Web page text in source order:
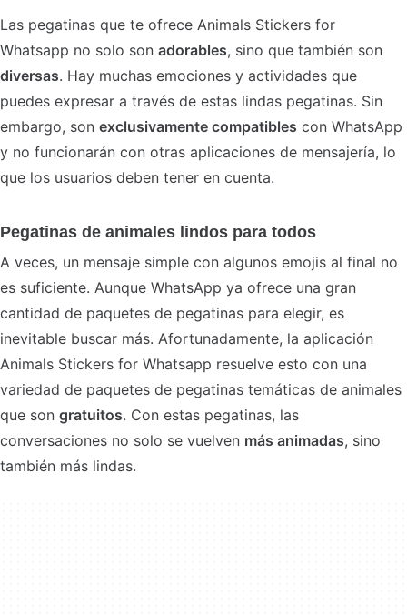
Las pegatinas que te ofrece Animals Stickers for
Whatsapp no solo son adorables, sino que también son
diversas. Hay muchas emociones y actividades que
puedes expresar a través de estas lindas pegatinas. Sin
embargo, son exclusivamente compatibles con WhatsApp
y no funcionarán con otras aplicaciones de mensajería, lo
que los usuarios deben tener en cuenta.
Pegatinas de animales lindos para todos
A veces, un mensaje simple con algunos emojis al final no
es suficiente. Aunque WhatsApp ya ofrece una gran
cantidad de paquetes de pegatinas para elegir, es
inevitable buscar más. Afortunadamente, la aplicación
Animals Stickers for Whatsapp resuelve esto con una
variedad de paquetes de pegatinas temáticas de animales
que son gratuitos. Con estas pegatinas, las
conversaciones no solo se vuelven más animadas, sino
también más lindas.